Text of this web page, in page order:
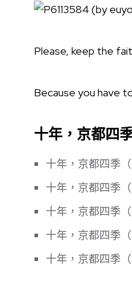
Please, keep the
Because you have
十年，京都四
十年，京都四季
十年，京都四季
十年，京都四季
十年，京都四季
十年，京都四季